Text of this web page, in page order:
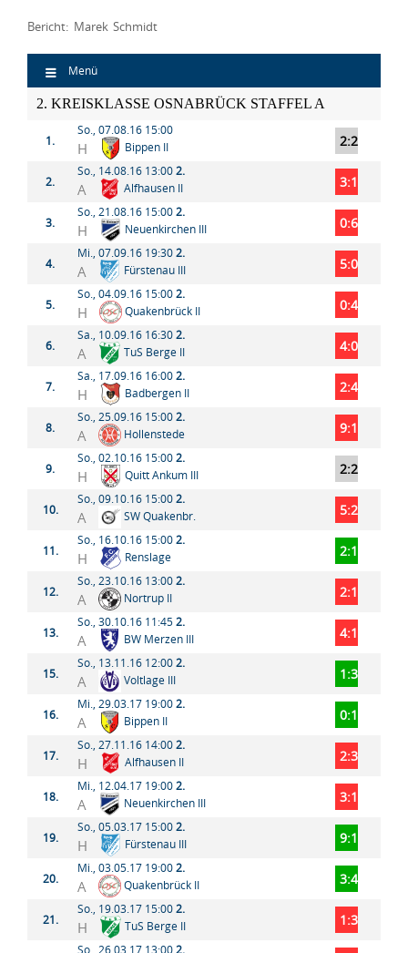
Bericht: Marek Schmidt
Menü
2. KREISKLASSE OSNABRÜCK STAFFEL A
1.
So., 07.08.16 15:00
H Bippen II 2:2
2.
So., 14.08.16 13:002.
A Alfhausen II 3:1
3.
So., 21.08.16 15:002.
H Neuenkirchen III 0:6
4.
Mi., 07.09.16 19:302.
A Fürstenau III 5:0
5.
So., 04.09.16 15:002.
H Quakenbrück II 0:4
6.
Sa., 10.09.16 16:302.
A TuS Berge II 4:0
7.
Sa., 17.09.16 16:002.
H Badbergen II 2:4
8.
So., 25.09.16 15:002.
A Hollenstede 9:1
9.
So., 02.10.16 15:002.
H Quitt Ankum III 2:2
10.
So., 09.10.16 15:002.
A SW Quakenbr. 5:2
11.
So., 16.10.16 15:002.
H Renslage 2:1
12.
So., 23.10.16 13:002.
A Nortrup II 2:1
13.
So., 30.10.16 11:452.
A BW Merzen III 4:1
15.
So., 13.11.16 12:002.
A Voltlage III 1:3
16.
Mi., 29.03.17 19:002.
A Bippen II 0:1
17.
So., 27.11.16 14:002.
H Alfhausen II 2:3
18.
Mi., 12.04.17 19:002.
A Neuenkirchen III 3:1
19.
So., 05.03.17 15:002.
H Fürstenau III 9:1
20.
Mi., 03.05.17 19:002.
A Quakenbrück II 3:4
21.
So., 19.03.17 15:002.
H TuS Berge II 1:3
So., 26.03.17 13:002.